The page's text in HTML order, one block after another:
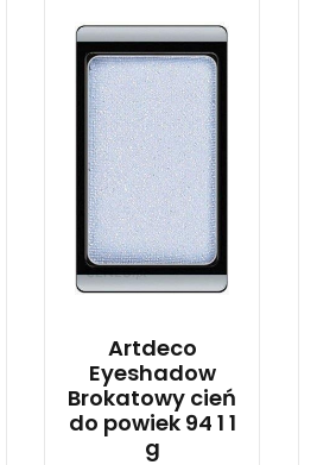
Artdeco
Eyeshadow
Brokatowy cień
do powiek 94 1 1
g